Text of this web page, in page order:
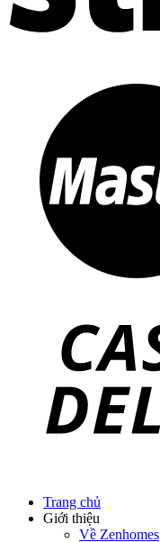
Trang chủ
Giới thiệu
Về Zenhomes